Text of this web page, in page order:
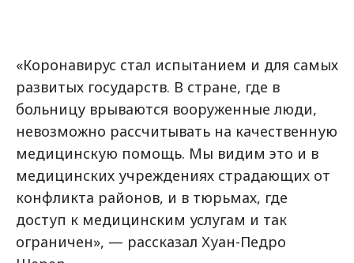
«Коронавирус стал испытанием и для самых
развитых государств. В стране, где в
больницу врываются вооруженные люди,
невозможно рассчитывать на качественную
медицинскую помощь. Мы видим это и в
медицинских учреждениях страдающих от
конфликта районов, и в тюрьмах, где
доступ к медицинским услугам и так
ограничен», — рассказал Хуан-Педро